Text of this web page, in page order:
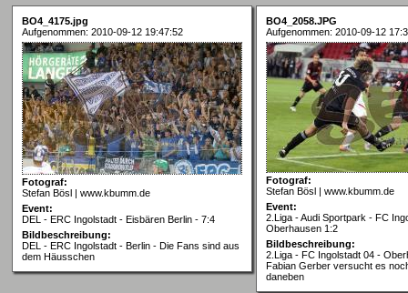
BO4_4175.jpg
Aufgenommen: 2010-09-12 19:47:52
Fotograf:
Stefan Bösl | www.kbumm.de
Event:
DEL - ERC Ingolstadt - Eisbären Berlin - 7:4
Bildbeschreibung:
DEL - ERC Ingolstadt - Berlin - Die Fans sind aus
dem Häusschen
BO4_2058.JPG
Aufgenommen: 2010-09-12
Fotograf:
Stefan Bösl | www.kbumm.de
Event:
2.Liga - Audi Sportpark - FC
Oberhausen 1:2
Bildbeschreibung:
2.Liga - FC Ingolstadt 04 -
Fabian Gerber versucht es
daneben